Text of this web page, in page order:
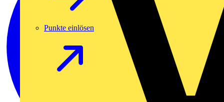
Punkte einlösen